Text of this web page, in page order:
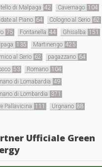
di Malpaga 42 Cavernago 104
al Piano 64 Cologno al Serio 62
75 Fontanella 44 Ghisalba 151
135 Martinengo 425
al Serio 62 pagazzano 64
53 Romano 104
di Lomabardia 49
di Lombardia 371
Pallavicina 111 Urgnano 88
Ufficiale Green